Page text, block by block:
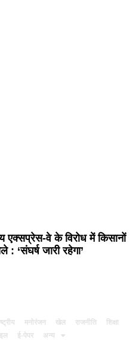
एक्सप्रेस-वे के विरोध में किसानों
: ‘संघर्ष जारी रहेगा’
मनोरंजन खेल राजनीति
शिक्षा
ई-पेपर अन्य